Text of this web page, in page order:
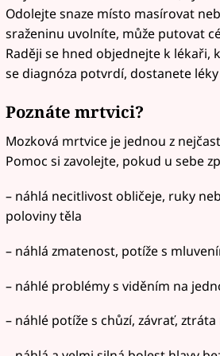
Odolejte snaze místo masírovat
sraženinu uvolníte, může putovat
Raději se hned objednejte k lékaři,
se diagnóza potvrdí, dostanete
Poznáte mrtvici?
Mozková mrtvice je jednou z
Pomoc si zavolejte, pokud u sebe
– náhlá necitlivost obličeje, ruky
poloviny těla
– náhlá zmatenost, potíže s
– náhlé problémy s viděním na
– náhlé potíže s chůzí, závrať,